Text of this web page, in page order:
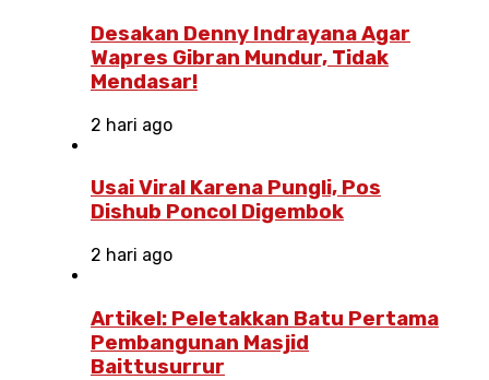
Desakan Denny Indrayana Agar
Wapres Gibran Mundur, Tidak
Mendasar!
2 hari ago
Usai Viral Karena Pungli, Pos
Dishub Poncol Digembok
2 hari ago
Artikel: Peletakkan Batu Pertama
Pembangunan Masjid
Baittusurrur